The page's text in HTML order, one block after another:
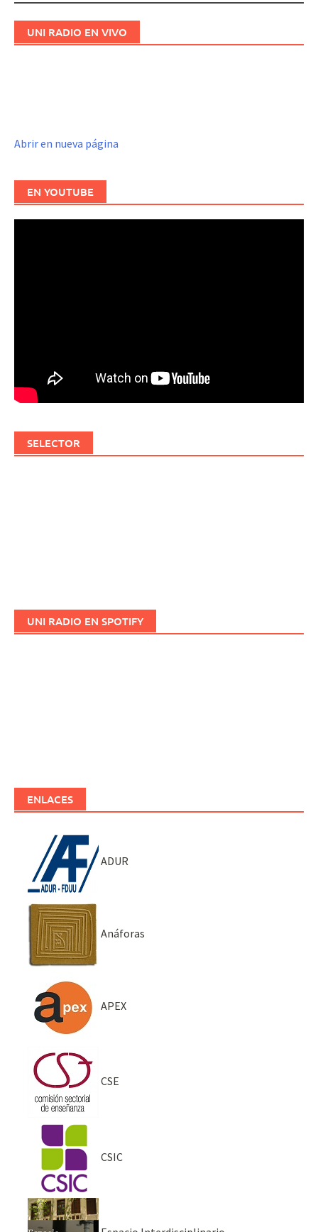
UNI RADIO EN VIVO
Abrir en nueva página
EN YOUTUBE
SELECTOR
UNI RADIO EN SPOTIFY
ENLACES
ADUR
Anáforas
APEX
CSE
CSIC